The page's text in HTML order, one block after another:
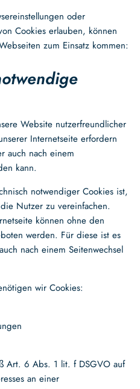
oder
Cookies erlauben, können
zum Einsatz kommen:
Website nutzerfreundlicher
Internetseite erfordern
auch nach einem
kann.
notwendiger Cookies ist,
Nutzer zu vereinfachen.
können ohne den
werden. Für diese ist es
nach einem Seitenwechsel
wir Cookies:
Art. 6 Abs. 1 lit. f DSGVO auf
an einer